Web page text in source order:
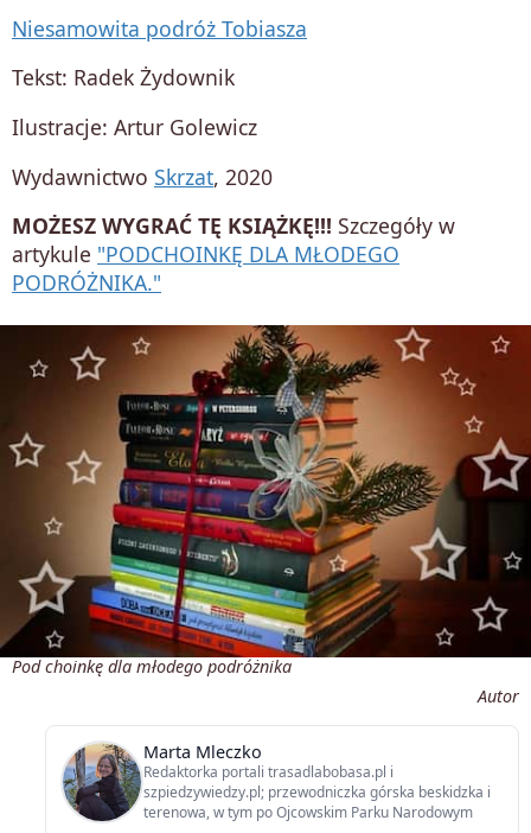
Niesamowita podróż Tobiasza
Tekst: Radek Żydownik
Ilustracje: Artur Golewicz
Wydawnictwo Skrzat, 2020
MOŻESZ WYGRAĆ TĘ KSIĄŻKĘ!!! Szczegóły w
artykule "PODCHOINKĘ DLA MŁODEGO
PODRÓŻNIKA."
Pod choinkę dla młodego podróżnika
Autor
Marta Mleczko
Redaktorka portali trasadlabobasa.pl i
szpiedzywiedzy.pl; przewodniczka górska beskidzka i
terenowa, w tym po Ojcowskim Parku Narodowym